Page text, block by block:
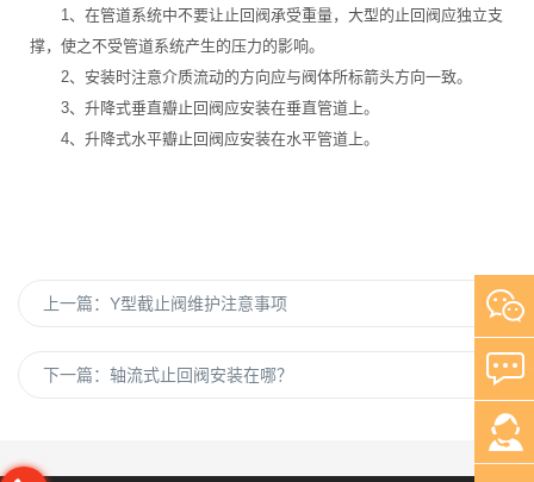
1、在管道系统中不要让止回阀承受重量，大型的止回阀应独立支
撑，使之不受管道系统产生的压力的影响。
2、安装时注意介质流动的方向应与阀体所标箭头方向一致。
3、升降式垂直瓣止回阀应安装在垂直管道上。
4、升降式水平瓣止回阀应安装在水平管道上。
上一篇： Y型截止阀维护注意事项
下一篇： 轴流式止回阀安装在哪？